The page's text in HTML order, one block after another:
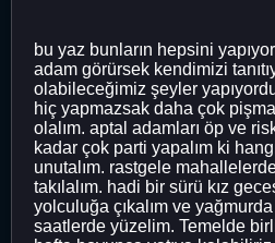
bu yaz bunların hepsini
adam görürsek kendimizi
olabileceğimiz şeyler
hiç yapmazsak daha çok
olalım. aptal adamları öp ve
kadar çok parti yapalım ki
unutalım. rastgele
takılalım. hadi bir sürü kız
yolculuğa çıkalım ve
saatlerde yüzelim. Temelde